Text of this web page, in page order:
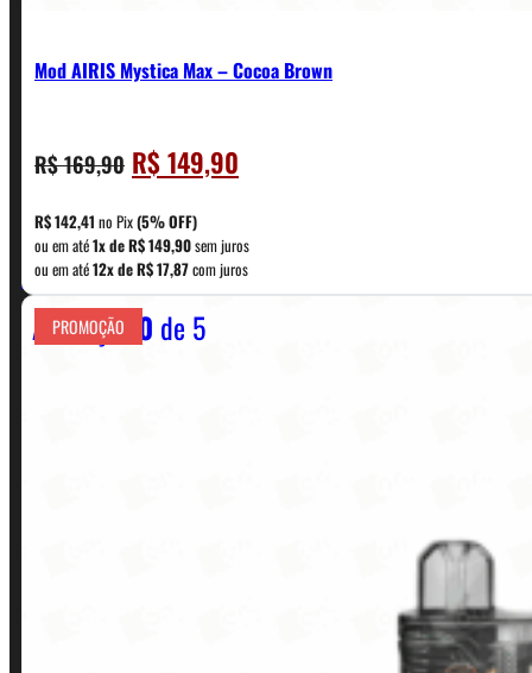
Mod AIRIS Mystica Max – Cocoa Brown
R$169,90 O
preço
original
era:
R$ 169,90.
R$149,90
preço
é:
R$ 149,90.
R$142,41 no Pix(5% OFF)
ou em até1x deR$149,90sem juros
ou em até12x deR$17,87com juros
Avaliação 0 de 5
PROMOÇÃO
CONTATO
WhatsApp: (11) 5229-0120